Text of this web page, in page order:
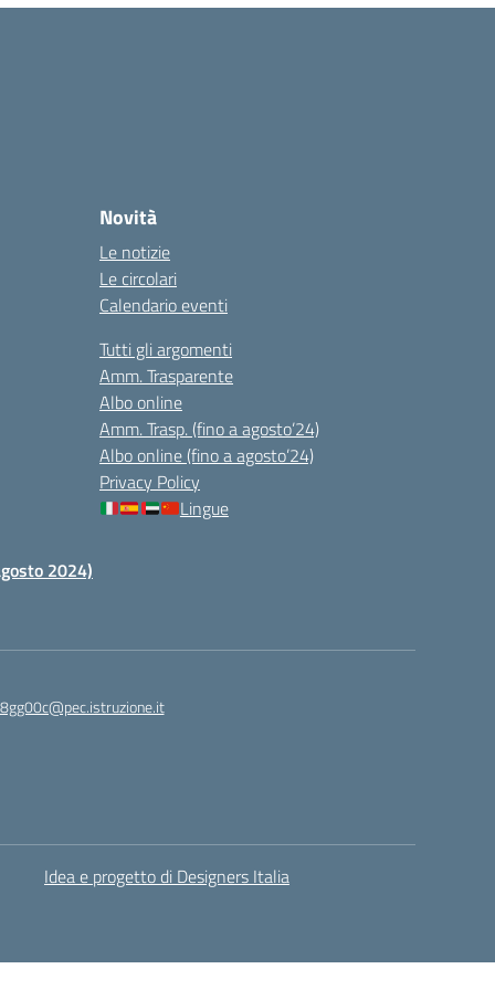
Novità
Le notizie
Le circolari
Calendario eventi
Tutti gli argomenti
Amm. Trasparente
Albo online
Amm. Trasp. (fino a agosto’24)
Albo online (fino a agosto’24)
Privacy Policy
Lingue
2024)
Idea e progetto di Designers Italia